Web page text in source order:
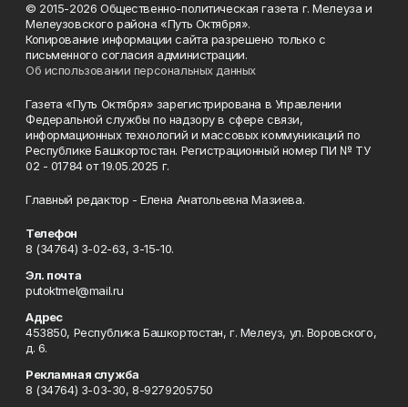
© 2015-2026 Общественно-политическая газета г. Мелеуза и
Мелеузовского района «Путь Октября».
Копирование информации сайта разрешено только с
письменного согласия администрации.
Об использовании персональных данных
Газета «Путь Октября» зарегистрирована в Управлении
Федеральной службы по надзору в сфере связи,
информационных технологий и массовых коммуникаций по
Республике Башкортостан. Регистрационный номер ПИ № ТУ
02 - 01784 от 19.05.2025 г.
Главный редактор - Елена Анатольевна Мазиева.
Телефон
8 (34764) 3-02-63, 3-15-10.
Эл. почта
putoktmel@mail.ru
Адрес
453850, Республика Башкортостан, г. Мелеуз, ул. Воровского,
д. 6.
Рекламная служба
8 (34764) 3-03-30, 8-9279205750